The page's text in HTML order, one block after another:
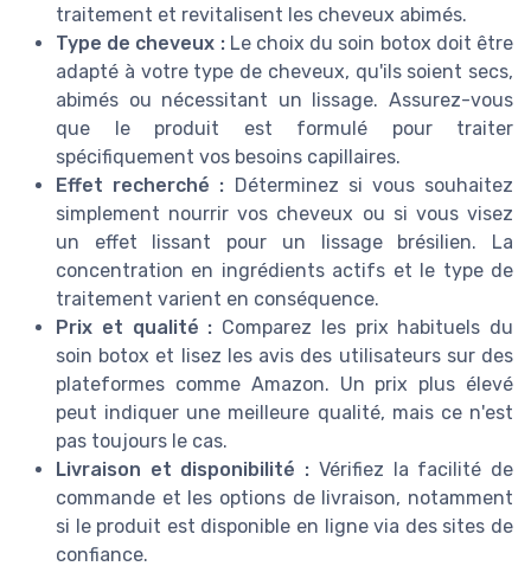
traitement et revitalisent les cheveux abimés.
Type de cheveux :Le choix du soin botox doit être
adapté à votre type de cheveux, qu'ils soient secs,
abimés ou nécessitant un lissage. Assurez-vous
que le produit est formulé pour traiter
spécifiquement vos besoins capillaires.
Effet recherché : Déterminez si vous souhaitez
simplement nourrir vos cheveux ou si vous visez
un effet lissant pour un lissage brésilien. La
concentration en ingrédients actifs et le type de
traitement varient en conséquence.
Prix et qualité : Comparez les prix habituels du
soin botox et lisez les avis des utilisateurs sur des
plateformes comme Amazon. Un prix plus élevé
peut indiquer une meilleure qualité, mais ce n'est
pas toujours le cas.
Livraison et disponibilité : Vérifiez la facilité de
commande et les options de livraison, notamment
si le produit est disponible en ligne via des sites de
confiance.